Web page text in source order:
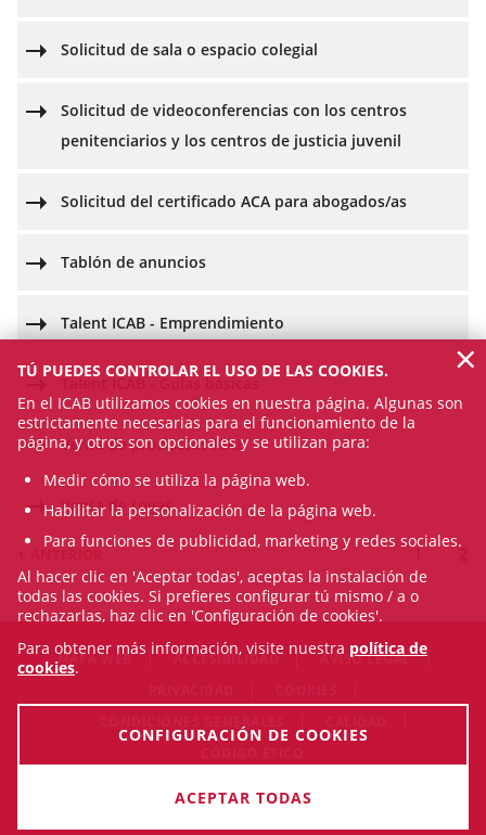
Solicitud de sala o espacio colegial
Solicitud de videoconferencias con los centros
penitenciarios y los centros de justicia juvenil
Solicitud del certificado ACA para abogados/as
Tablón de anuncios
Talent ICAB - Emprendimiento
Talent ICAB - Guías básicas
Venta de productos ICAB
Venta de togas
1 2
MAPA WEB ACCESIBILIDAD
AVISO LEGAL
© Fri Aug 07 03:34:09 CEST 2026 Il·lustre Col·legi de l'Advocacia
TÚ PUEDES CONTROLAR EL USO DE LAS COOKIES.
En el ICAB utilizamos cookies en nuestra página. Algunas son
estrictamente necesarias para el funcionamiento de la
página, y otros son opcionales y se utilizan para:
Medir cómo se utiliza la página web.
Habilitar la personalización de la página web.
Para funciones de publicidad, marketing y redes sociales.
Al hacer clic en 'Aceptar todas', aceptas la instalación de
todas las cookies. Si prefieres configurar tú mismo / a o
rechazarlas, haz clic en 'Configuración de cookies'.
Para obtener más información, visite nuestra política de
cookies.
CONFIGURACIÓN DE COOKIES
ACEPTAR TODAS
×